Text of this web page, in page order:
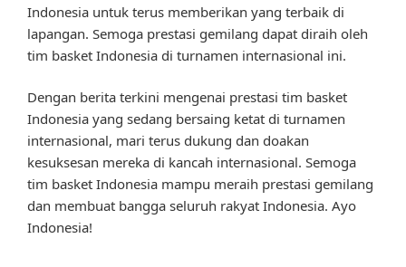
Indonesia untuk terus memberikan yang terbaik di
lapangan. Semoga prestasi gemilang dapat diraih oleh
tim basket Indonesia di turnamen internasional ini.
Dengan berita terkini mengenai prestasi tim basket
Indonesia yang sedang bersaing ketat di turnamen
internasional, mari terus dukung dan doakan
kesuksesan mereka di kancah internasional. Semoga
tim basket Indonesia mampu meraih prestasi gemilang
dan membuat bangga seluruh rakyat Indonesia. Ayo
Indonesia!